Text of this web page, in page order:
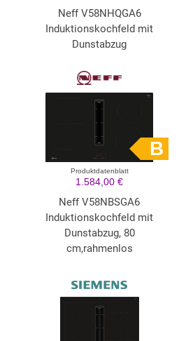
Neff V58NHQGA6
Induktionskochfeld mit
Dunstabzug
B
Produktdatenblatt
1.584,00 €
Neff V58NBSGA6
Induktionskochfeld mit
Dunstabzug, 80
cm,rahmenlos